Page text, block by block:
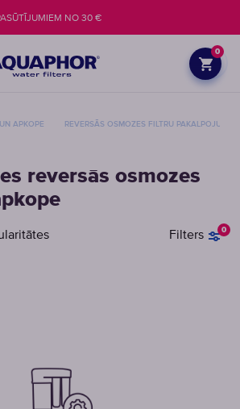
0
NO 30 €
APKOPE REVERSĀS OSMOZES FILTRU PAKALPOJUMI
reversās osmozes
Filters 0